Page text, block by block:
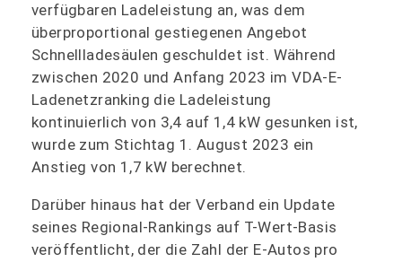
verfügbaren Ladeleistung an, was dem
überproportional gestiegenen Angebot
Schnellladesäulen geschuldet ist. Während
zwischen 2020 und Anfang 2023 im VDA-E-
Ladenetzranking die Ladeleistung
kontinuierlich von 3,4 auf 1,4 kW gesunken ist,
wurde zum Stichtag 1. August 2023 ein
Anstieg von 1,7 kW berechnet.
Darüber hinaus hat der Verband ein Update
seines Regional-Rankings auf T-Wert-Basis
veröffentlicht, der die Zahl der E-Autos pro